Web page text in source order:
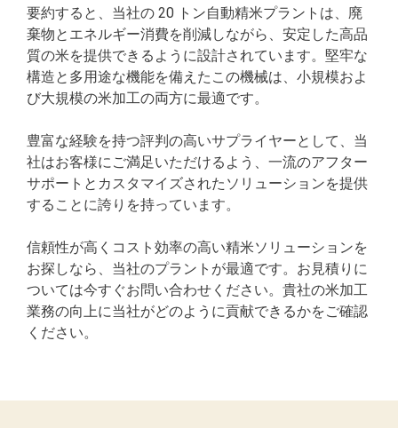
要約すると、当社の 20 トン自動精米プラントは、廃
棄物とエネルギー消費を削減しながら、安定した高品
質の米を提供できるように設計されています。堅牢な
構造と多用途な機能を備えたこの機械は、小規模およ
び大規模の米加工の両方に最適です。
豊富な経験を持つ評判の高いサプライヤーとして、当
社はお客様にご満足いただけるよう、一流のアフター
サポートとカスタマイズされたソリューションを提供
することに誇りを持っています。
信頼性が高くコスト効率の高い精米ソリューションを
お探しなら、当社のプラントが最適です。お見積りに
ついては今すぐお問い合わせください。貴社の米加工
業務の向上に当社がどのように貢献できるかをご確認
ください。